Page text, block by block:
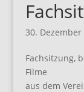
30.
Fachsitzung,
Filme
aus dem